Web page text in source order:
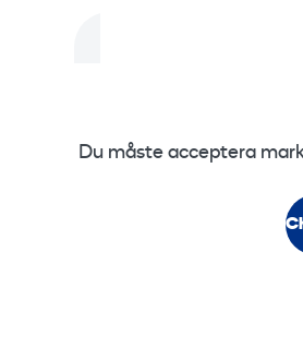
Du måste acceptera